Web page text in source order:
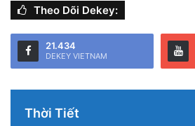
Theo Dõi Dekey:
21.434
DEKEY VIETNAM
Thời Tiết